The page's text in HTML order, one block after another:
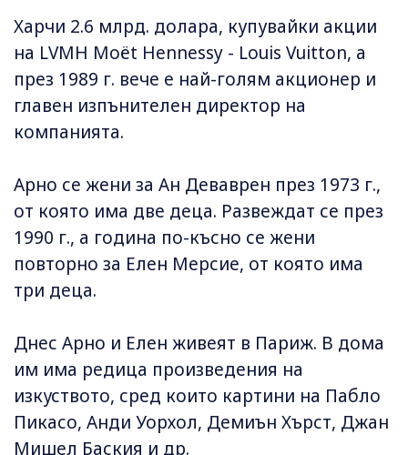
Харчи 2.6 млрд. долара, купувайки акции
на LVMH Moët Hennessy - Louis Vuitton, а
през 1989 г. вече е най-голям акционер и
главен изпънителен директор на
компанията.
Арно се жени за Ан Деваврен през 1973 г.,
от която има две деца. Развеждат се през
1990 г., а година по-късно се жени
повторно за Елен Мерсие, от която има
три деца.
Днес Арно и Елен живеят в Париж. В дома
им има редица произведения на
изкуството, сред които картини на Пабло
Пикасо, Анди Уорхол, Демиън Хърст, Джан
Мишел Баския и др.